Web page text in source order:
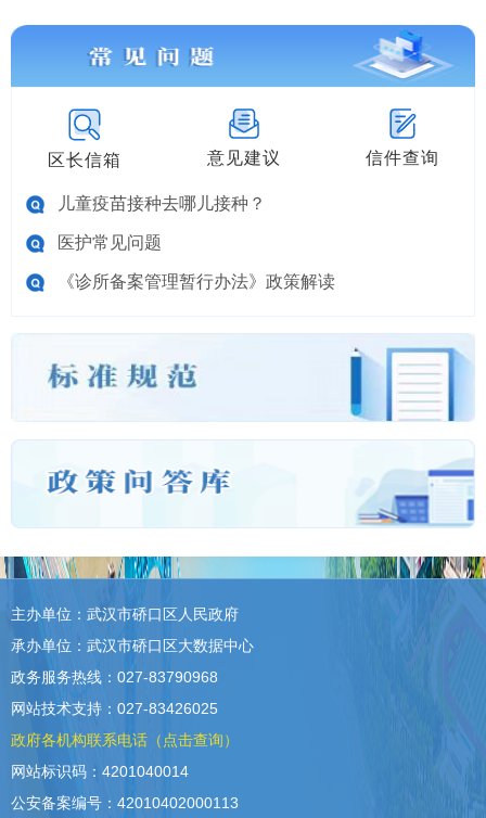
区长信箱 意见建议 信件查询
儿童疫苗接种去哪儿接种？
医护常见问题
《诊所备案管理暂行办法》政策解读
主办单位：武汉市硚口区人民政府
承办单位：武汉市硚口区大数据中心
政务服务热线：027-83790968
网站技术支持：027-83426025
政府各机构联系电话（点击查询）
网站标识码：4201040014
公安备案编号：42010402000113